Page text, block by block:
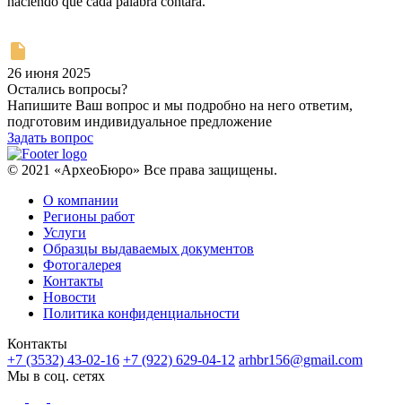
26 июня 2025
Остались вопросы?
Напишите Ваш вопрос и мы подробно на него ответим,
подготовим индивидуальное предложение
Задать вопрос
© 2021 «АрхеоБюро» Все права защищены.
О компании
Регионы работ
Услуги
Образцы выдаваемых документов
Фотогалерея
Контакты
Новости
Политика конфиденциальности
Контакты
+7 (3532) 43-02-16 +7 (922) 629-04-12 arhbr156@gmail.com
Мы в соц. сетях